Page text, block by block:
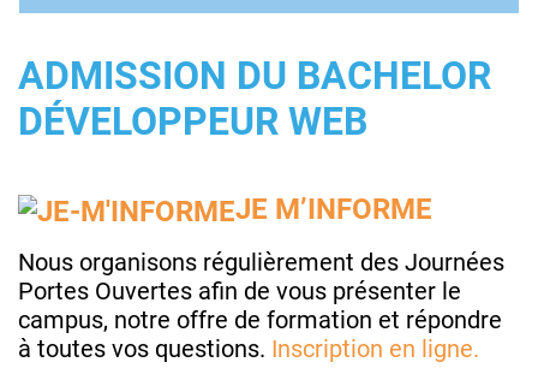
ADMISSION DU BACHELOR
DÉVELOPPEUR WEB
JE M’INFORME
Nous organisons régulièrement des Journées
Portes Ouvertes afin de vous présenter le
campus, notre offre de formation et répondre
à toutes vos questions. Inscription en ligne.